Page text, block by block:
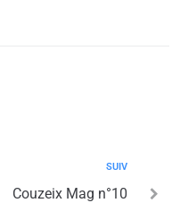
SUIV
Couzeix Mag n°10